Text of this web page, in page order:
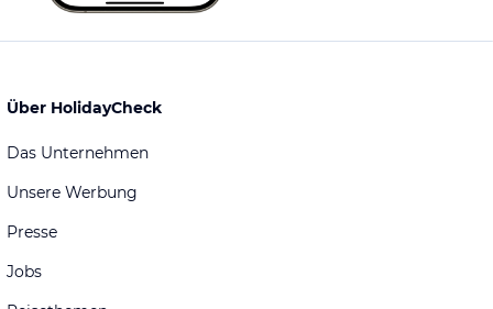
Über HolidayCheck
Das Unternehmen
Unsere Werbung
Presse
Jobs